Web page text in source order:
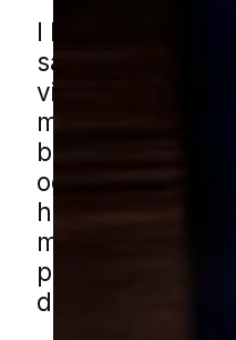
I Holbøl kan
sammen med
villaveje og
mindre
buskads,
også give mus
huset, før de
musehjælp i
partnere.
dig med en